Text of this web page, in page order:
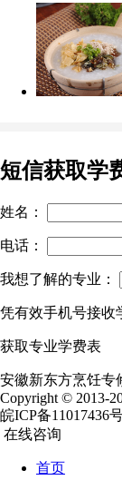
短信获取学
姓名：
电话：
我想了解的专业：
凭有效手机号接收
获取专业学费表
安徽新东方烹饪专
Copyright © 2013-
皖ICP备11017436
在线咨询
首页